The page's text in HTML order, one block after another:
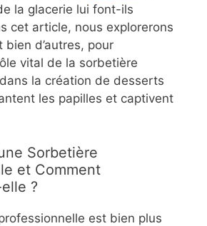
la glacerie lui font-ils
cet article, nous explorerons
d’autres, pour
vital de la sorbetière
la création de desserts
les papilles et captivent
Sorbetière
et Comment
?
est bien plus